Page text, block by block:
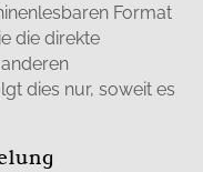
Format
die direkte
dies nur, soweit es